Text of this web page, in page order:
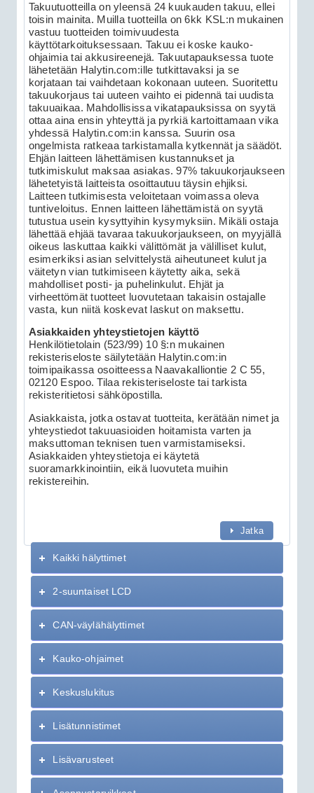
Takuutuotteilla on yleensä 24 kuukauden takuu, ellei
toisin mainita. Muilla tuotteilla on 6kk KSL:n mukainen
vastuu tuotteiden toimivuudesta
käyttötarkoituksessaan. Takuu ei koske kauko-
ohjaimia tai akkusireenejä. Takuutapauksessa tuote
lähetetään Halytin.com:ille tutkittavaksi ja se
korjataan tai vaihdetaan kokonaan uuteen. Suoritettu
takuukorjaus tai uuteen vaihto ei pidennä tai uudista
takuuaikaa. Mahdollisissa vikatapauksissa on syytä
ottaa aina ensin yhteyttä ja pyrkiä kartoittamaan vika
yhdessä Halytin.com:in kanssa. Suurin osa
ongelmista ratkeaa tarkistamalla kytkennät ja säädöt.
Ehjän laitteen lähettämisen kustannukset ja
tutkimiskulut maksaa asiakas. 97% takuukorjaukseen
lähetetyistä laitteista osoittautuu täysin ehjiksi.
Laitteen tutkimisesta veloitetaan voimassa oleva
tuntiveloitus. Ennen laitteen lähettämistä on syytä
tutustua usein kysyttyihin kysymyksiin. Mikäli ostaja
lähettää ehjää tavaraa takuukorjaukseen, on myyjällä
oikeus laskuttaa kaikki välittömät ja välilliset kulut,
esimerkiksi asian selvittelystä aiheutuneet kulut ja
väitetyn vian tutkimiseen käytetty aika, sekä
mahdolliset posti- ja puhelinkulut. Ehjät ja
virheettömät tuotteet luovutetaan takaisin ostajalle
vasta, kun niitä koskevat laskut on maksettu.
Asiakkaiden yhteystietojen käyttö
Henkilötietolain (523/99) 10 §:n mukainen
rekisteriseloste säilytetään Halytin.com:in
toimipaikassa osoitteessa Naavakalliontie 2 C 55,
02120 Espoo. Tilaa rekisteriseloste tai tarkista
rekisteritietosi sähköpostilla.
Asiakkaista, jotka ostavat tuotteita, kerätään nimet ja
yhteystiedot takuuasioiden hoitamista varten ja
maksuttoman teknisen tuen varmistamiseksi.
Asiakkaiden yhteystietoja ei käytetä
suoramarkkinointiin, eikä luovuteta muihin
rekistereihin.
Jatka
Kaikki hälyttimet
2-suuntaiset LCD
CAN-väylähälyttimet
Kauko-ohjaimet
Keskuslukitus
Lisätunnistimet
Lisävarusteet